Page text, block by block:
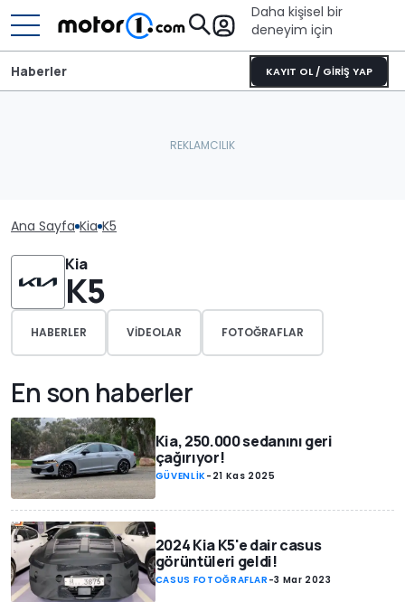
Daha kişisel bir
deneyim için
KAYIT OL / GİRİŞ YAP
Haberler
Ana Sayfa Kia K5
Kia
K5
HABERLER VIDEOLAR FOTOĞRAFLAR
En son haberler
Kia, 250.000 sedanını geri
çağırıyor!
GÜVENLİK- 21 Kas 2025
2024 Kia K5'e dair casus
görüntüleri geldi!
CASUS FOTOĞRAFLAR -3 Mar 2023